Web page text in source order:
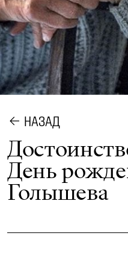
НАЗАД
День
Голышева